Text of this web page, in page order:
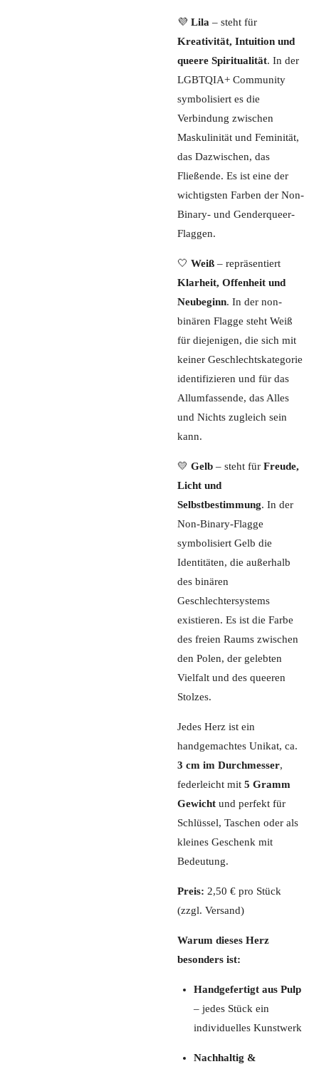
💜 Lila – steht für
Kreativität, Intuition und
queere Spiritualität. In der
LGBTQIA+ Community
symbolisiert es die
Verbindung zwischen
Maskulinität und Feminität,
das Dazwischen, das
Fließende. Es ist eine der
wichtigsten Farben der Non-
Binary- und Genderqueer-
Flaggen.
🤍 Weiß – repräsentiert
Klarheit, Offenheit und
Neubeginn. In der non-
binären Flagge steht Weiß
für diejenigen, die sich mit
keiner Geschlechtskategorie
identifizieren und für das
Allumfassende, das Alles
und Nichts zugleich sein
kann.
💛 Gelb – steht für Freude,
Licht und
Selbstbestimmung. In der
Non-Binary-Flagge
symbolisiert Gelb die
Identitäten, die außerhalb
des binären
Geschlechtersystems
existieren. Es ist die Farbe
des freien Raums zwischen
den Polen, der gelebten
Vielfalt und des queeren
Stolzes.
Jedes Herz ist ein
handgemachtes Unikat, ca.
3 cm im Durchmesser,
federleicht mit 5 Gramm
Gewicht und perfekt für
Schlüssel, Taschen oder als
kleines Geschenk mit
Bedeutung.
Preis: 2,50 € pro Stück
(zzgl. Versand)
Warum dieses Herz
besonders ist:
Handgefertigt aus Pulp
– jedes Stück ein
individuelles Kunstwerk
Nachhaltig &